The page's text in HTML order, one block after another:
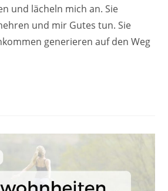
und lächeln mich an. Sie
und mir Gutes tun. Sie
generieren auf den Weg